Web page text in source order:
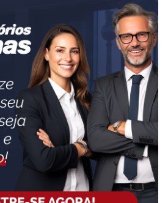
FAÇA PARTE!CADASTRE-SE
INDIVIDUAL DE
Advocacia, acreditamos que cada cliente
personalizada, eficiente e acessível.
em Direito Civil e Trabalhista,
empresas e particulares com excelência
Dra. Mila...
SOBRE O ESCRITÓRIO